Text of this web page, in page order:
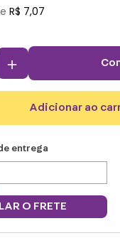
R$ 7,07
＋
adicionar ao
O FRETE